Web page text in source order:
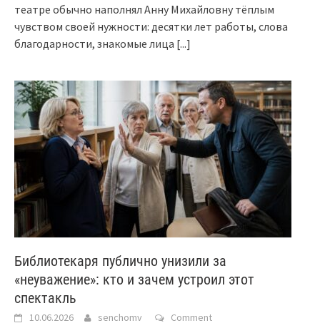
театре обычно наполнял Анну Михайловну тёплым
чувством своей нужности: десятки лет работы, слова
благодарности, знакомые лица [...]
Библиотекаря публично унизили за
«неуважение»: кто и зачем устроил этот
спектакль
10.06.2026 senchomv Comment